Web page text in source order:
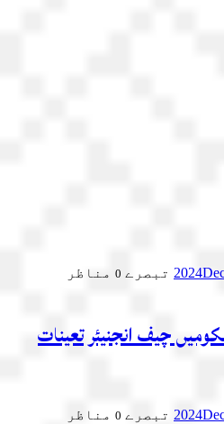
0 مناظر
چیف انجنیئر تعینات
0 مناظر